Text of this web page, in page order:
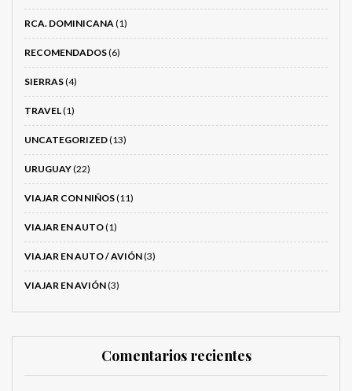
RCA. DOMINICANA (1)
RECOMENDADOS(6)
SIERRAS(4)
TRAVEL(1)
UNCATEGORIZED(13)
URUGUAY(22)
VIAJAR CON NIÑOS(11)
VIAJAR EN AUTO(1)
VIAJAR EN AUTO / AVIÓN(3)
VIAJAR EN AVIÓN(3)
Comentarios recientes